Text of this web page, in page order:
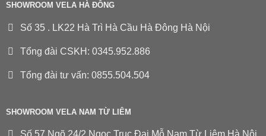
SHOWROOM VELA HÀ ĐÔNG
Số 35 . LK22 Hà Trì Hà Cầu Hà Đông Hà Nội
Tổng đài CSKH: 0345.952.886
Tổng đài tư vấn: 0855.504.504
SHOWROOM VELA NAM TỪ LIÊM